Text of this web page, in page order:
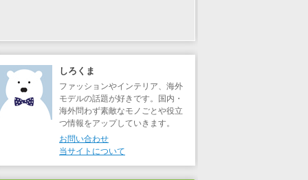
しろくま
ファッションやインテリア、海外
モデルの話題が好きです。国内・
海外問わず素敵なモノごとや役立
つ情報をアップしていきます。
お問い合わせ
当サイトについて